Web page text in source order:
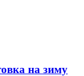
на зиму